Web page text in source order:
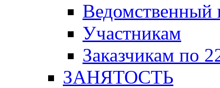
Ведомственный
Участникам
Заказчикам по
ЗАНЯТОСТЬ